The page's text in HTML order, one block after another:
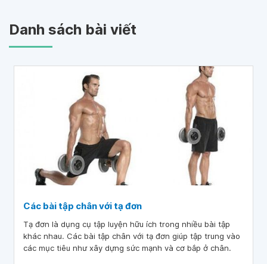
Danh sách bài viết
Các bài tập chân với tạ đơn
Tạ đơn là dụng cụ tập luyện hữu ích trong nhiều bài tập
khác nhau. Các bài tập chân với tạ đơn giúp tập trung vào
các mục tiêu như xây dựng sức mạnh và cơ bắp ở chân.